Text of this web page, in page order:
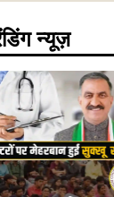
न्यूज़